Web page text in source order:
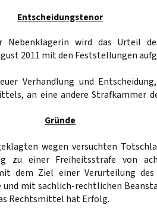
Entscheidungstenor
Nebenklägerin wird das Urteil
2011 mit den Feststellungen
Verhandlung und
an eine andere Strafkammer
Gründe
wegen versuchten
zu einer Freiheitsstrafe von
dem Ziel einer Verurteilung des
mit sachlich-rechtlichen
Rechtsmittel hat Erfolg.